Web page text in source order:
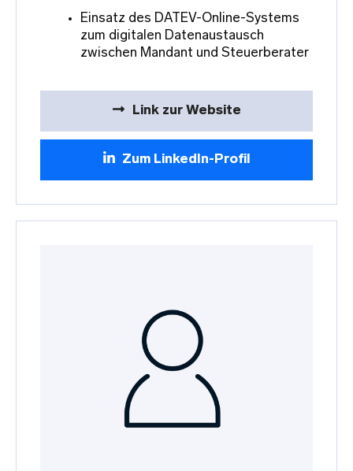
Einsatz des DATEV-Online-Systems
zum digitalen Datenaustausch
zwischen Mandant und Steuerberater
Link zur Website
Zum LinkedIn-Profil